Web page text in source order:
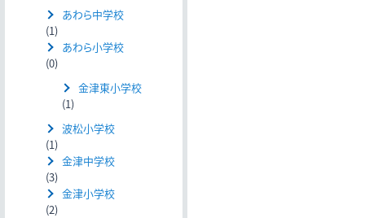
あわら中学校
(1)
あわら小学校
(0)
金津東小学校
(1)
波松小学校
(1)
金津中学校
(3)
金津小学校
(2)